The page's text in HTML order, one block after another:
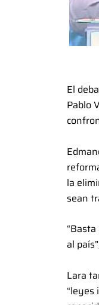
El
Pablo
la
sean
al
Lara
“leyes